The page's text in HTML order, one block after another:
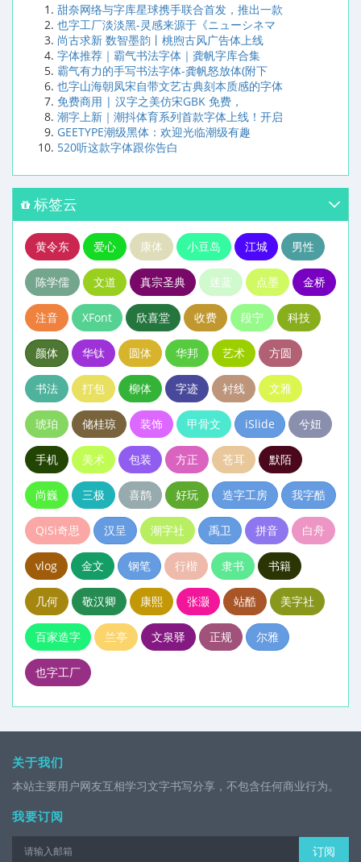
甜奈网络与字库星球携手联合首发，推出一款
也字工厂淡淡黑-灵感来源于《ニューシネマ
尚古求新 数智墨韵丨桃煦古风广告体上线
字体推荐｜霸气书法字体｜龚帆字库合集
霸气有力的手写书法字体-龚帆怒放体(附下
也字山海朝凤宋自带文艺古典刻本质感的字体
免费商用 | 汉字之美仿宋GBK 免费，
潮字上新｜潮抖体育系列首款字体上线！开启
GEETYPE潮级黑体：欢迎光临潮级有趣
520听这款字体跟你告白
标签云
黄令东 爱心 康体 小豆岛 江城 男性
陈学儒 文道 真宗圣典 迷蓝 点墨 金桥
注音 XFont 欣喜堂 收费 段宁 科技
颜体 华钛 圆体 华邦 艺术 方圆
书法 打包 柳体 字迹 衬线 文雅
琥珀 储桂琼 装饰 甲骨文 iSlide 兮妞
手机 美术 包装 方正 苍耳 默陌
尚巍 三极 喜鹊 好玩 造字工房 我字酷
QiSi奇思 汉呈 潮字社 禹卫 拼音 白舟
vlog 金文 钢笔 行楷 隶书 书籍
几何 敬汉卿 康熙 张灏 站酷 美字社
百家造字 兰亭 文泉驿 正规 尔雅
也字工厂
关于我们
本站主要用户网友互相学习文字书写分享，不包含任何商业行为。
我要订阅
订阅